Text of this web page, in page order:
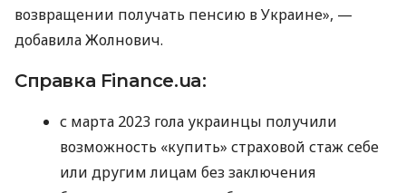
возвращении получать пенсию в Украине», —
добавила Жолнович.
Справка Finance.ua:
с марта 2023 гола украинцы получили
возможность «купить» страховой стаж себе
или другим лицам без заключения